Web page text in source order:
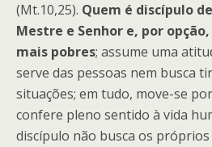
(Mt.10,25). Quem é discípulo
Mestre e Senhor e, por
mais pobres; assume uma
serve das pessoas nem busca
situações; em tudo, move-se por
confere pleno sentido à vida
discípulo não busca os